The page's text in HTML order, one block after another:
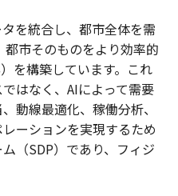
を統合し、都市全体を需
市そのものをより効率的
を構築しています。これ
はなく、AIによって需要
動線最適化、稼働分析、
ーションを実現するため
（SDP）であり、フィジ